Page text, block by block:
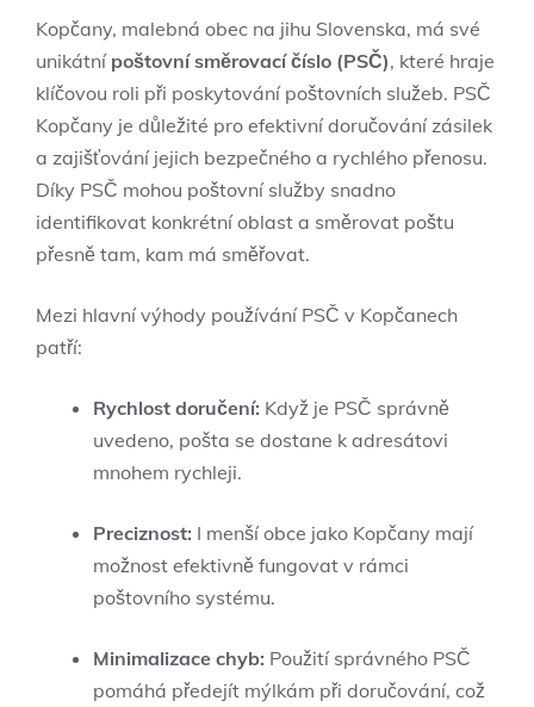
Kopčany, malebná obec na jihu Slovenska, má své
unikátní poštovní směrovací číslo (PSČ), které hraje
klíčovou roli při poskytování poštovních služeb. PSČ
Kopčany je důležité pro efektivní doručování zásilek
a zajišťování jejich bezpečného a rychlého přenosu.
Díky PSČ mohou poštovní služby snadno
identifikovat konkrétní oblast a směrovat poštu
přesně tam, kam má směřovat.
Mezi hlavní výhody používání PSČ v Kopčanech
patří:
Rychlost doručení: Když je PSČ správně
uvedeno, pošta se dostane k adresátovi
mnohem rychleji.
Preciznost: I menší obce jako Kopčany mají
možnost efektivně fungovat v rámci
poštovního systému.
Minimalizace chyb: Použití správného PSČ
pomáhá předejít mýlkám při doručování, což